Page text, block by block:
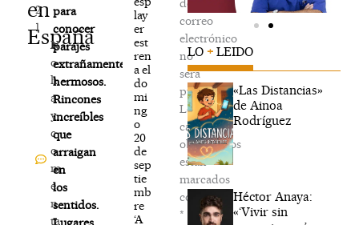
en
España
2
1
N
o
h
a
y
c
o
m
e
n
ta
para
conocer
parajes
extrañamente
hermosos.
Rincones
increíbles
que
arraigan
en
los
sentidos.
lay
er
est
ren
a el
do
mi
ng
o
20
de
sep
tie
mb
re
‘A
de
correo
electrónico
no
será
publicada.
Los
campos
obligatorios
están
marcados
con
*
LO + LEIDO
«Las Distancias»
de Ainoa
Rodríguez
Héctor Anaya:
«‘Vivir sin